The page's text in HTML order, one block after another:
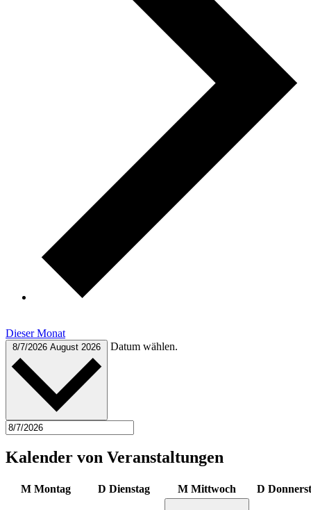
Dieser Monat
8/7/2026 August 2026 Datum wählen.
Kalender von Veranstaltungen
M Montag D Dienstag M Mittwoch D